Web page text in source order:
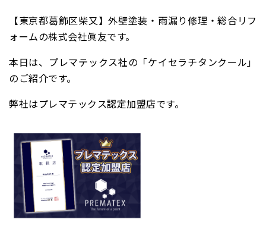
【東京都葛飾区柴又】外壁塗装・雨漏り修理・総合リフ
ォームの株式会社眞友です。
本日は、プレマテックス社の「ケイセラチタンクール」
のご紹介です。
弊社はプレマテックス認定加盟店です。